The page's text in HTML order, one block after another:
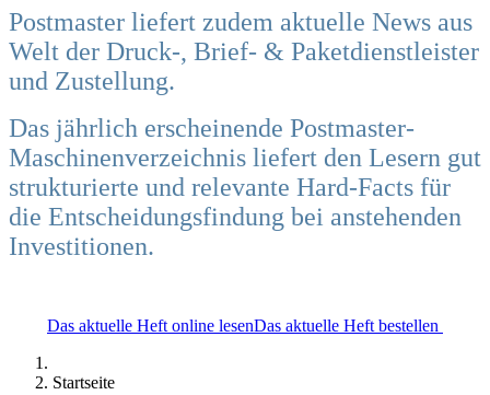
Postmaster liefert zudem aktuelle News aus
Welt der Druck-, Brief- & Paketdienstleister
und Zustellung.
Das jährlich erscheinende Postmaster-
Maschinenverzeichnis liefert den Lesern gut
strukturierte und relevante Hard-Facts für
die Entscheidungsfindung bei anstehenden
Investitionen.
Das aktuelle Heft online lesenDas aktuelle Heft bestellen
Startseite